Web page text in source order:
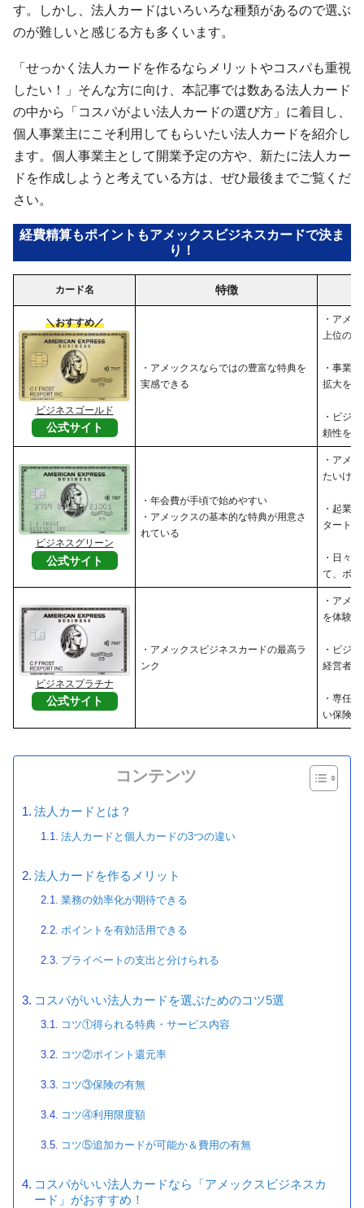
す。しかし、法人カードはいろいろな種類があるので選ぶ
のが難しいと感じる方も多くいます。
「せっかく法人カードを作るならメリットやコスパも重視
したい！」そんな方に向け、本記事では数ある法人カード
の中から「コスパがよい法人カードの選び方」に着目し、
個人事業主にこそ利用してもらいたい法人カードを紹介し
ます。個人事業主として開業予定の方や、新たに法人カー
ドを作成しようと考えている方は、ぜひ最後までご覧くだ
さい。
経費精算もポイントもアメックスビジネスカードで決ま
り！
カード名 特徴
＼おすすめ／
ビジネスゴールド
公式サイト
・アメックスならではの豊富な特典を
実感できる
・アメ
上位のサ
・事業
拡大を目
・ビジ
頼性を高
ビジネスグリーン
公式サイト
・年会費が手頃で始めやすい
・アメックスの基本的な特典が用意さ
れている
・アメ
たいけれ
・起業
タートア
・日々
て、ポイ
ビジネスプラチナ
公式サイト
・アメックスビジネスカードの最高ラ
ンク
・アメ
を体験
・ビジ
経営者
・専任
い保険
コンテンツ
法人カードとは？
法人カードと個人カードの3つの違い
法人カードを作るメリット
業務の効率化が期待できる
ポイントを有効活用できる
プライベートの支出と分けられる
コスパがいい法人カードを選ぶためのコツ5選
コツ①得られる特典・サービス内容
コツ②ポイント還元率
コツ③保険の有無
コツ④利用限度額
コツ⑤追加カードが可能か＆費用の有無
コスパがいい法人カードなら「アメックスビジネスカ
ード」がおすすめ！